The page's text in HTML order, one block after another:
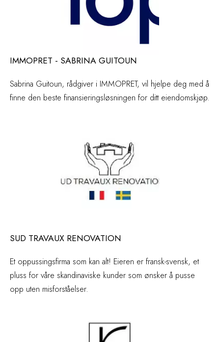
IMMOPRET - SABRINA GUITOUN
Sabrina Guitoun, rådgiver i IMMOPRET, vil hjelpe deg med å
finne den beste finansieringsløsningen for ditt eiendomskjøp.
SUD TRAVAUX RENOVATION
Et oppussingsfirma som kan alt! Eieren er fransk-svensk, et
pluss for våre skandinaviske kunder som ønsker å pusse
opp uten misforståelser.